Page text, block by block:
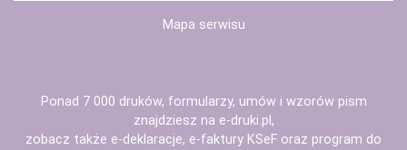
Mapa serwisu
Ponad 7 000 druków, formularzy, umów i wzorów pism
znajdziesz na e-druki.pl ,
zobacz także e-deklaracje, e-faktury KSeF oraz program do